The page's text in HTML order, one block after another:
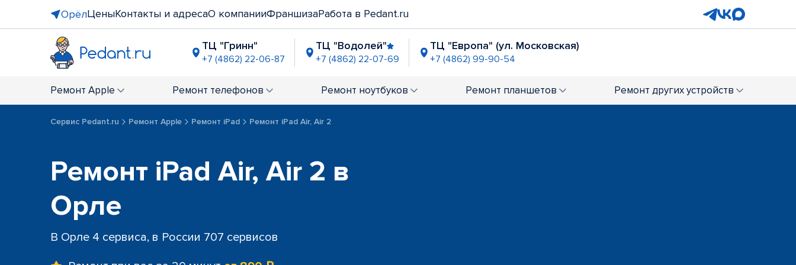
ОрёлЦеныКонтакты и адресаО компанииФраншизаРабота в Pedant.ru
ТЦ "Гринн"
+7 (4862) 22-06-87
ТЦ "Водолей"
+7 (4862) 22-07-69
ТЦ "Европа" (ул. Московская)
+7 (4862) 99-90-54
+7 (4862) 22-21-59
Ремонт Apple Ремонт телефонов Ремонт ноутбуков Ремонт планшетов Ремонт других устройств
Сервис Pedant.ru Ремонт Apple Ремонт iPad Ремонт iPad Air, Air 2
Ремонт iPad Air, Air 2 в
Орле
В Орле 4 сервиса, в России 707 сервисов